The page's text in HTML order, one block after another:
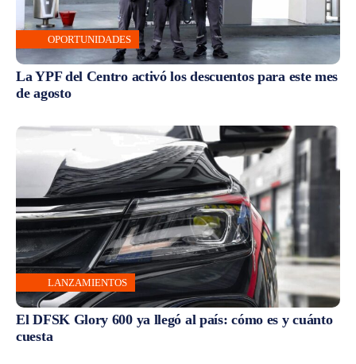
OPORTUNIDADES
La YPF del Centro activó los descuentos para este mes
de agosto
LANZAMIENTOS
El DFSK Glory 600 ya llegó al país: cómo es y cuánto
cuesta